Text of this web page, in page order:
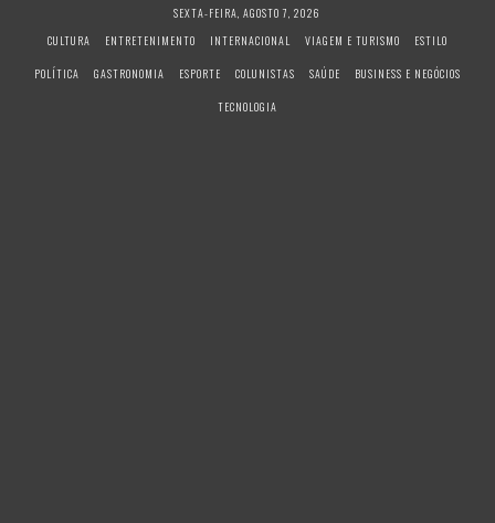
SEXTA-FEIRA, AGOSTO 7, 2026
CULTURA
ENTRETENIMENTO INTERNACIONAL VIAGEM E TURISMO
ESTILO
POLÍTICA
GASTRONOMIA ESPORTE COLUNISTAS SAÚDE
BUSINESS E NEGÓCIOS
TECNOLOGIA